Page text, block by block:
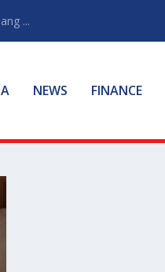
...
NEWS FINANCE